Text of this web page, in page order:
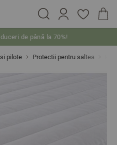
de până la 70%!
pilote Protectii pentru saltea